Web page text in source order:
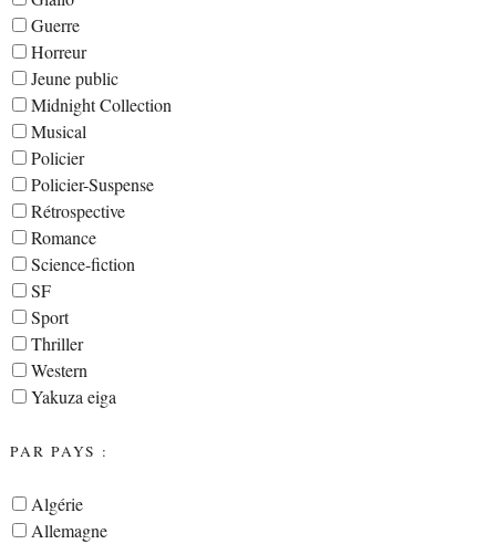
Guerre
Horreur
Jeune public
Midnight Collection
Musical
Policier
Policier-Suspense
Rétrospective
Romance
Science-fiction
SF
Sport
Thriller
Western
Yakuza eiga
PAR PAYS :
Algérie
Allemagne